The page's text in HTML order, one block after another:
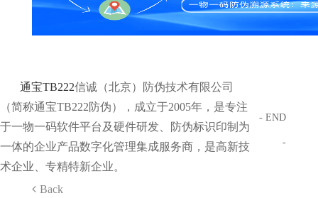
通宝TB222信诚（北京）防伪技术有限公司
（简称通宝TB222防伪），成立于2005年，是专注
于一物一码软件平台及硬件研发、防伪标识印制为
一体的企业产品数字化管理集成服务商，是高新技
术企业、专精特新企业。
Back
- END
-